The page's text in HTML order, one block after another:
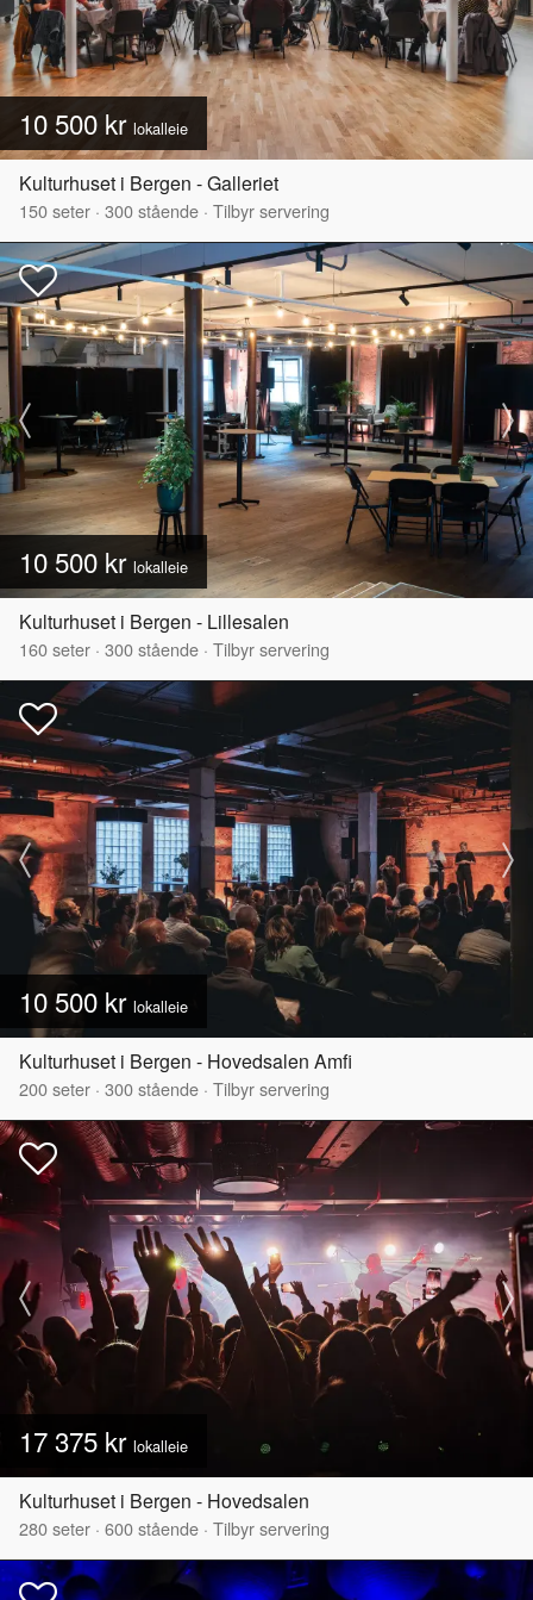
10 500 kr lokalleie
Kulturhuset i Bergen - Galleriet
150seter · 300stående · Tilbyr servering
10 500 kr lokalleie
Kulturhuset i Bergen - Lillesalen
160seter · 300stående · Tilbyr servering
10 500 kr lokalleie
Kulturhuset i Bergen - Hovedsalen Amfi
200seter · 300stående · Tilbyr servering
17 375 kr lokalleie
Kulturhuset i Bergen - Hovedsalen
280seter · 600stående · Tilbyr servering